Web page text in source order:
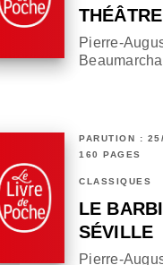
THÉÂTRE
Pierre-
PARUTION :
160 PAGES
CLASSIQUES
LE
SÉVILLE
Pierre-